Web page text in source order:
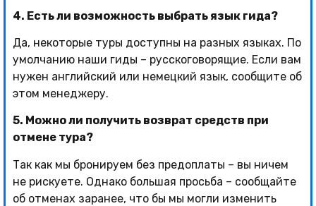
4. Есть ли возможность выбрать язык гида?
Да, некоторые туры доступны на разных языках. По
умолчанию наши гиды – русскоговорящие. Если вам
нужен английский или немецкий язык, сообщите об
этом менеджеру.
5. Можно ли получить возврат средств при
отмене тура?
Так как мы бронируем без предоплаты – вы ничем
не рискуете. Однако большая просьба – сообщайте
об отменах заранее, что бы мы могли изменить